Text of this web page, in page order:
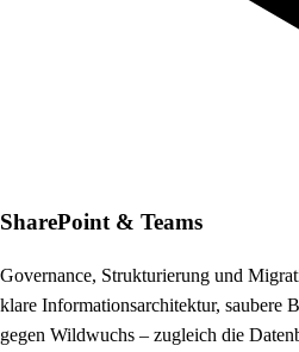
SharePoint & Teams
Governance, Strukturierung und
klare Informationsarchitektur, saubere
gegen Wildwuchs – zugleich die